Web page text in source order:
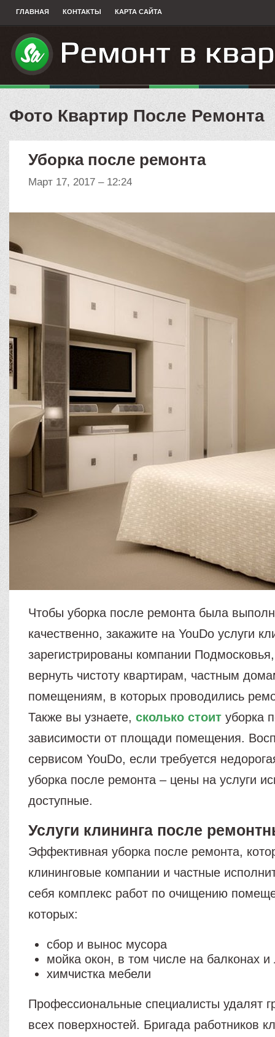
ГЛАВНАЯ КОНТАКТЫ КАРТА САЙТА
Фото Квартир После Ремонта
Уборка после ремонта
Март 17, 2017 – 12:24
Чтобы уборка после ремонта была
качественно, закажите на YouDo услуги
зарегистрированы компании
вернуть чистоту квартирам, частным
помещениям, в которых проводились
Также вы узнаете,сколько стоит уборка
зависимости от площади помещения.
сервисом YouDo, если требуется
уборка после ремонта – цены на услуги
доступные.
Услуги клининга после
Эффективная уборка после ремонта,
клининговые компании и частные
себя комплекс работ по очищению
которых:
сбор и вынос мусора
мойка окон, в том числе на балконах
химчистка мебели
Профессиональные специалисты удалят
всех поверхностей. Бригада работников